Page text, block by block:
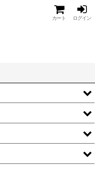
カート ログイン